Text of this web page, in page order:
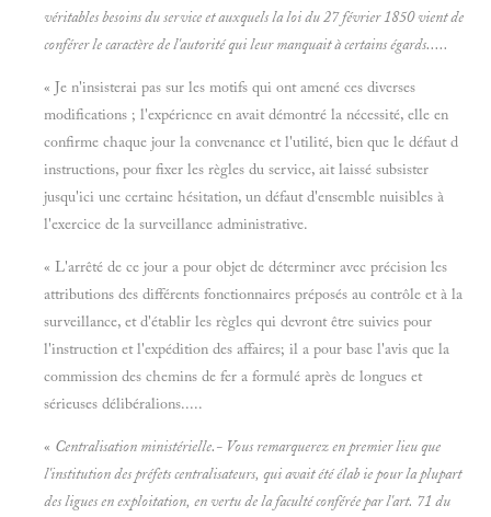
véritables besoins du service et auxquels la loi du 27 février 1850 vient de
conférer le caractère de l'autorité qui leur manquait à certains égards.....
« Je n'insisterai pas sur les motifs qui ont amené ces diverses
modifications ; l'expérience en avait démontré la nécessité, elle en
confirme chaque jour la convenance et l'utilité, bien que le défaut d
instructions, pour fixer les règles du service, ait laissé subsister
jusqu'ici une certaine hésitation, un défaut d'ensemble nuisibles à
l'exercice de la surveillance administrative.
« L'arrêté de ce jour a pour objet de déterminer avec précision les
attributions des différents fonctionnaires préposés au contrôle et à la
surveillance, et d'établir les règles qui devront être suivies pour
l'instruction et l'expédition des affaires; il a pour base l'avis que la
commission des chemins de fer a formulé après de longues et
sérieuses délibéralions.....
« Centralisation ministérielle.- Vous remarquerez en premier lieu que
l'institution des préfets centralisateurs, qui avait été élab ie pour la plupart
des ligues en exploitation, en vertu de la faculté conférée par l'art. 71 du